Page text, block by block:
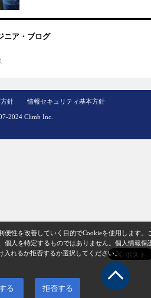
ニア・ブログ
針 情報セキュリティ基本方針
2024 Climb Inc.
便性を改善していく目的でCookieを使用します。
人を特定するものではありません。 個人情報保
入れるか拒否するか選択してください。
る 拒否する